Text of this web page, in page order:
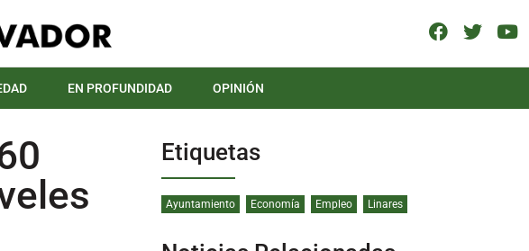
EN PROFUNDIDAD OPINIÓN
Etiquetas
Ayuntamiento Economía Empleo Linares